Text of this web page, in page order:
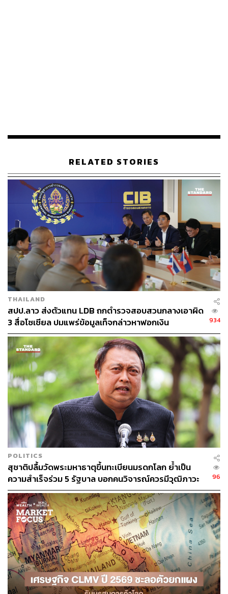
RELATED STORIES
THAILAND
สปป.ลาว ส่งตัวแทน LDB ถกตำรวจสอบสวนกลางเอาผิด
3 สื่อโซเชียล ปมแพร่ข้อมูลเท็จกล่าวหาฟอกเงิน
934
POLITICS
สุชาติปลื้มวัดพระมหาธาตุขึ้นทะเบียนมรดกโลก ย้ำเป็น
ความสำเร็จร่วม 5 รัฐบาล บอกคนวิจารณ์ควรมีวุฒิภาวะ
อย่ามองเป็นเรื่องการเมือง
96